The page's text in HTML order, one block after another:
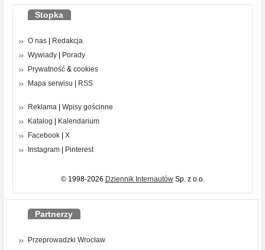
Stopka
O nas
Redakcja
Wywiady
Porady
Prywatność & cookies
Mapa serwisu
RSS
Reklama
Wpisy gościnne
Katalog
Kalendarium
Facebook
X
Instagram
Pinterest
© 1998-2026 Dziennik InternautówSp. z o.o.
Partnerzy
Przeprowadzki Wrocław